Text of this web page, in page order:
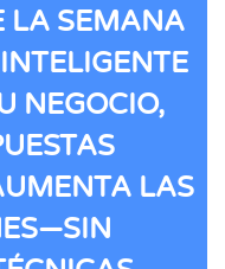
LA SEMANA
NEGOCIO,
LAS